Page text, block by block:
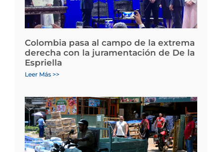
Colombia pasa al campo de la extrema
derecha con la juramentación de De la
Espriella
Leer Más >>